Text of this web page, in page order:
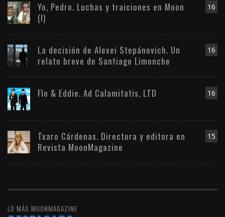
16
Yo, Pedro. Luchas y traiciones en Moon
(I)
16
La decisión de Alexei Stepánovich. Un
relato breve de Santiago Limonche
16
Flo & Eddie. Ad Calamitatis, LTD
15
Txaro Cárdenas. Directora y editora en
Revista MoonMagazine
LO MÁS MOONMAGAZINE